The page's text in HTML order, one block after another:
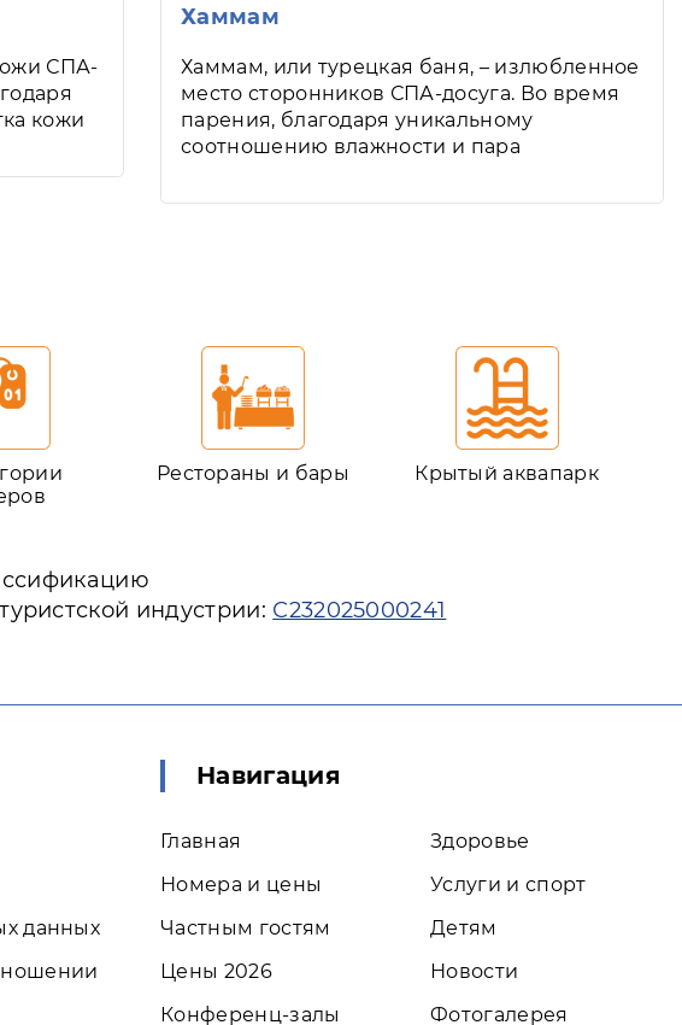
СПА-
кожи
Хаммам
Хаммам, или турецкая баня, – излюбленное
место сторонников СПА-досуга. Во время
парения, благодаря уникальному
соотношению влажности и пара
Рестораны и бары Крытый аквапарк
индустрии: С232025000241
данных
Навигация
Главная
Номера и цены
Частным гостям
Цены 2026
Конференц-залы
Здоровье
Услуги и спорт
Детям
Новости
Фотогалерея